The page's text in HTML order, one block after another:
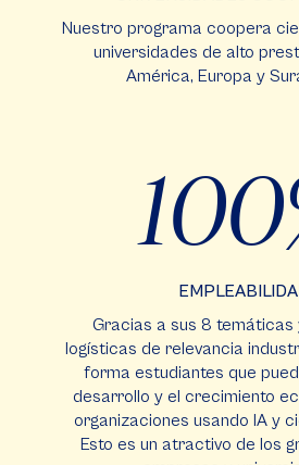
Nuestro programa coopera
universidades de alto
América, Europa y
100
Gracias a sus 8 temáticas
logísticas de relevancia
forma estudiantes que
desarrollo y el crecimiento
organizaciones usando IA y
Esto es un atractivo de los